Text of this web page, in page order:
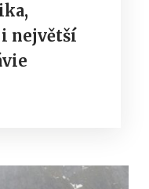
největší